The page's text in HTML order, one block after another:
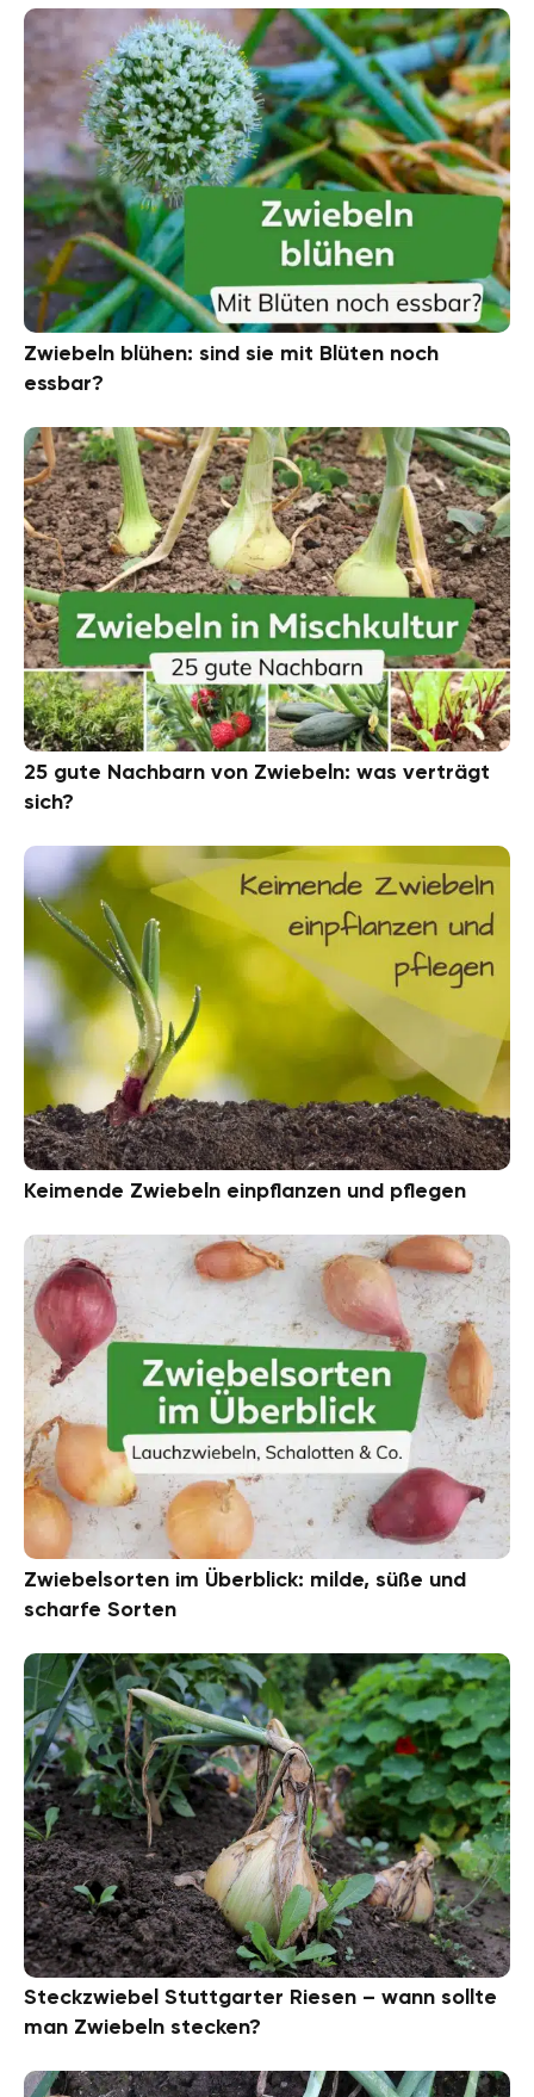
Zwiebeln blühen: sind sie mit Blüten noch
essbar?
25 gute Nachbarn von Zwiebeln: was verträgt
sich?
Keimende Zwiebeln einpflanzen und pflegen
Zwiebelsorten im Überblick: milde, süße und
scharfe Sorten
Steckzwiebel Stuttgarter Riesen – wann sollte
man Zwiebeln stecken?